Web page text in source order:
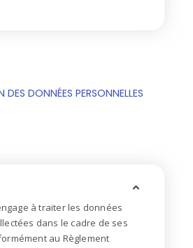
DES DONNÉES PERSONNELLES
à traiter les données
dans le cadre de ses
au Règlement